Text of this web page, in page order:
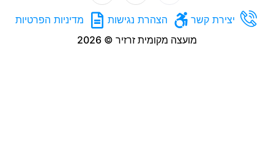
קשר הצהרת נגישות מדיניות הפרטיות
מועצה מקומית זרזיר © 2026